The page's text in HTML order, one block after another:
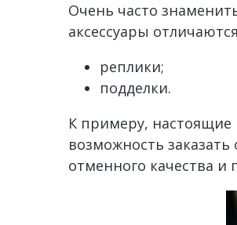
Очень часто
аксессуары
реплики;
подделки.
К примеру,
возможность
отменного качества